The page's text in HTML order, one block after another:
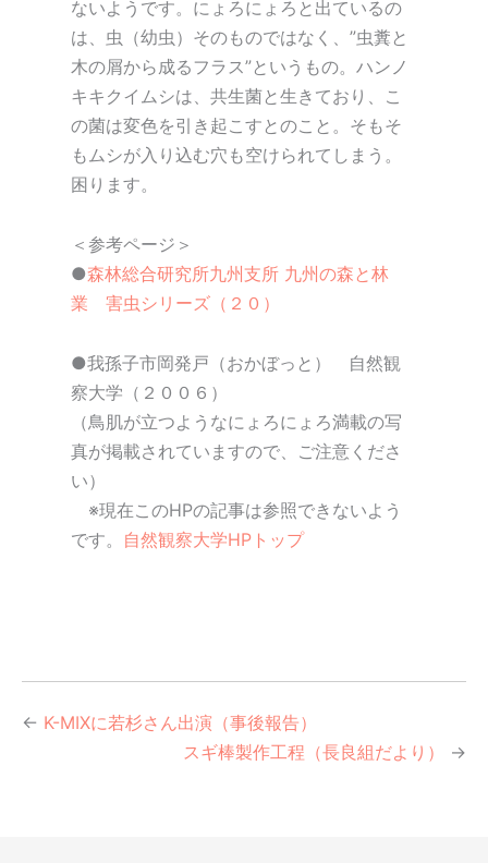
ないようです。にょろにょろと出ているの
は、虫（幼虫）そのものではなく、”虫糞と
木の屑から成るフラス”というもの。ハンノ
キキクイムシは、共生菌と生きており、こ
の菌は変色を引き起こすとのこと。そもそ
もムシが入り込む穴も空けられてしまう。
困ります。
＜参考ページ＞
●森林総合研究所九州支所 九州の森と林
業 害虫シリーズ（２０）
●我孫子市岡発戸（おかぼっと） 自然観
察大学（２００６）
（鳥肌が立つようなにょろにょろ満載の写
真が掲載されていますので、ご注意くださ
い）
※現在このHPの記事は参照できないよう
です。 自然観察大学HPトップ
← K-MIXに若杉さん出演（事後報告）
スギ棒製作工程（長良組だより）
→